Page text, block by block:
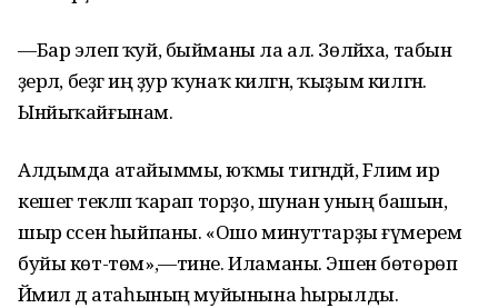
—Бар элеп ҡуй, быйманы ла ал. Зөләйха, табын
әҙерлә, беҙгә иң ҙур ҡунаҡ килгән, ҡыҙым килгән.
Ынйыҡайғынам.
Алдымда атайыммы, юҡмы тигәндәй, Fәлимә ир
кешегә текләп ҡарап торҙо, шунан уның башын,
шыр сәсен һыйпаны. «Ошо минуттарҙы ғүмерем
буйы көт-төм»,—тине. Иламаны. Эшен бөтөрөп
Йәмил дә атаһының муйынына һырылды.